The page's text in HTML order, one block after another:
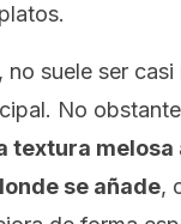
no suele ser casi
No
textura melosa
se añade,